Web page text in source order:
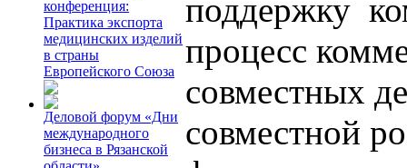
конференция:
Практика экспорта
медицинских изделий
в страны
Европейского Союза
Деловой форум «Дни
международного
бизнеса в Рязанской
поддержку
процесс
совместных
совместной